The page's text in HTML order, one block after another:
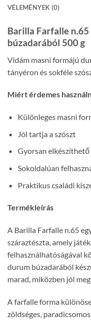
VÉLEMÉNYEK (0)
Barilla Farfalle
búzadarából 500 g
Vidám masni formájú
tányéron és sokféle
Miért érdemes
Különleges masni
Jól tartja a szószt
Gyorsan elkészíthető
Sokoldalúan
Praktikus családi
Termékleírás
A Barilla Farfalle n.65
száraztészta, amely
felhasználhatóságával
durum búzadarából
marad, miközben jól
A farfalle forma
zöldséges,